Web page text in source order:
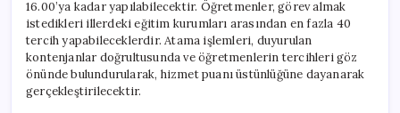
için
16.00’ya kadar yapılabilecektir. Öğretmenler, görev almak
istedikleri illerdeki eğitim kurumları arasından en fazla 40
tercih yapabileceklerdir. Atama işlemleri, duyurulan
kontenjanlar doğrultusunda ve öğretmenlerin tercihleri göz
önünde bulundurularak, hizmet puanı üstünlüğüne dayanarak
gerçekleştirilecektir.